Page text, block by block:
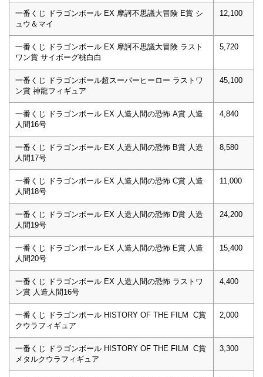
一番くじ ドラゴンボール EX 摩訶不思議大冒険 E賞 シ
ュウ＆マイ
12,100
一番くじ ドラゴンボール EX 摩訶不思議大冒険 ラスト
ワン賞 サイボーグ桃白白
5,720
一番くじ ドラゴンボール超スーパーヒーロー ラストワ
ン賞 神龍フィギュア
45,100
一番くじ ドラゴンボール EX 人造人間の恐怖 A賞 人造
人間16号
4,840
一番くじ ドラゴンボール EX 人造人間の恐怖 B賞 人造
人間17号
8,580
一番くじ ドラゴンボール EX 人造人間の恐怖 C賞 人造
人間18号
11,000
一番くじ ドラゴンボール EX 人造人間の恐怖 D賞 人造
人間19号
24,200
一番くじ ドラゴンボール EX 人造人間の恐怖 E賞 人造
人間20号
15,400
一番くじ ドラゴンボール EX 人造人間の恐怖 ラストワ
ン賞 人造人間16号
4,400
一番くじ ドラゴンボール HISTORY OF THE FILM C賞
クウラフィギュア
2,000
一番くじ ドラゴンボール HISTORY OF THE FILM C賞
メタルクウラフィギュア
3,300